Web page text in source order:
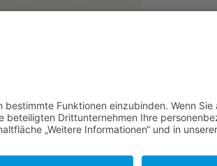
NACH OBEN
Knapp - Richardi - Verlag für
Datenschutz Impressum